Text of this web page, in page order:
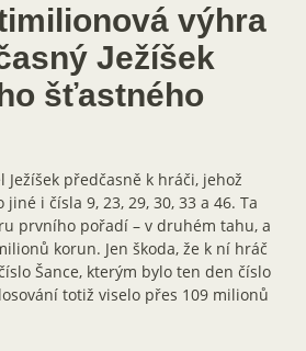
výhra
Ježíšek
šťastného
Ježíšek předčasně k hráči, jehož
i čísla 9, 23, 29, 30, 33 a 46. Ta
prvního pořadí – v druhém tahu, a
korun. Jen škoda, že k ní hráč
Šance, kterým bylo ten den číslo
totiž viselo přes 109 milionů